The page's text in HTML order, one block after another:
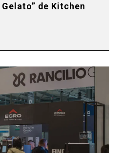
de Kitchen